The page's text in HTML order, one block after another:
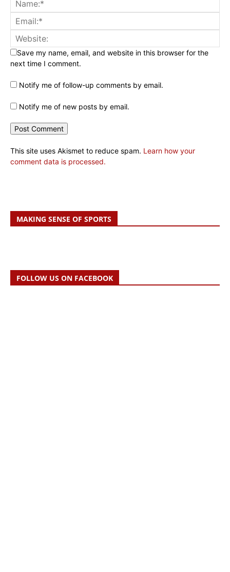
Save my name, email, and website in this browser for the
next time I comment.
Notify me of follow-up comments by email.
Notify me of new posts by email.
This site uses Akismet to reduce spam. Learn how your
comment data is processed.
MAKING SENSE OF SPORTS
FOLLOW US ON FACEBOOK